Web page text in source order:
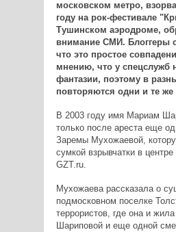
московском метро,
году на рок-фестивале
Тушинском аэродроме,
внимание СМИ. Блоггеры
что это простое
мнению, что у спецслужб
фантазии, поэтому в
повторяются одни и те же
В 2003 году имя Мариам
только после ареста еще
Заремы Мухожаевой,
сумкой взрывчатки в
GZT.ru.
Мухожаева рассказала о
подмосковном поселке
террористов, где она и
Шариповой и еще одной